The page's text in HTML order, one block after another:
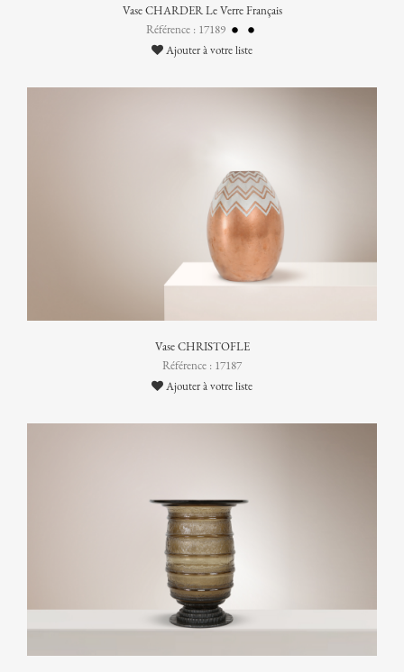
Vase CHARDER Le Verre Français
Référence : 17189
Ajouter à votre liste
Vase CHRISTOFLE
Référence : 17187
Ajouter à votre liste